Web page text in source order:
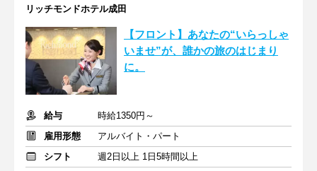
リッチモンドホテル成田
【フロント】あなたの“いらっしゃ
いませ”が、誰かの旅のはじまり
に。
給与
時給1350円～
雇用形態
アルバイト・パート
シフト
週2日以上 1日5時間以上